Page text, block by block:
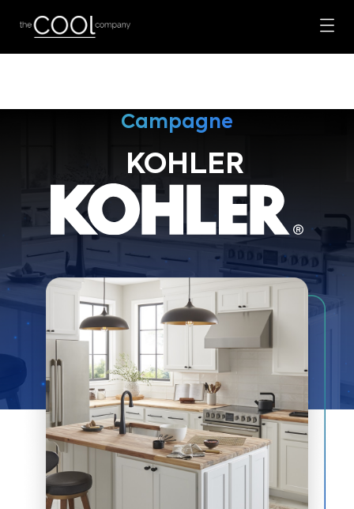
Campagne
KOHLER